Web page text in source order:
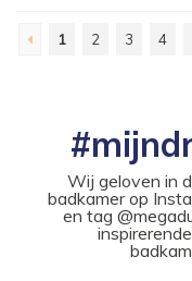
1 2 3 4
Wij geloven in
badkamer op
en tag